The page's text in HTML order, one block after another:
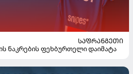
ᲡᲐᲤᲠᲐᲜᲒᲔᲗᲘ
ნაკრების ფეხბურთელი დაიმატა